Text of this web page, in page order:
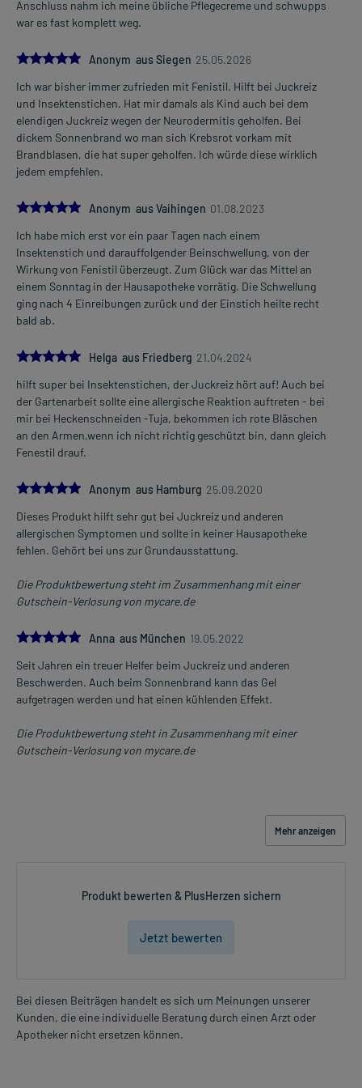
Gegenanzeigen:
Welche Altersgruppe ist zu beachten?
- Neugeborene in den ersten 4 Lebenswochen: Das Arzneimittel ist
mit besonderer Vorsicht anzuwenden.
Was ist mit Schwangerschaft und Stillzeit?
verschiedene Überlegungen eine Rolle, ob und wie das Arzneimittel
- Stillzeit: Das Arzneimittel sollte nicht auf die Brust aufgetragen
werden.
Ist Ihnen das Arzneimittel trotz einer Gegenanzeige verordnet
worden, sprechen Sie mit Ihrem Arzt oder Apotheker. Der
therapeutische Nutzen kann höher sein, als das Risiko, das die
Nebenwirkungen:
Welche unerwünschten Wirkungen können auftreten?
- Austrocknung der Haut
- Brennen auf der Haut
Bemerken Sie eine Befindlichkeitsstörung oder Veränderung
während der Behandlung, wenden Sie sich an Ihren Arzt oder
Apotheker.
Für die Information an dieser Stelle werden vor allem
Nebenwirkungen berücksichtigt, die bei mindestens einem von
1.000 behandelten Patienten auftreten.
Zusammensetzung:
WirkstoffDimetinden maleat
1 mg
Wirkstoff Dimetinden
0,716 mg
Hilfsstoff
Hilfsstoff Carbomer 980
HilfsstoffNatriumhydroxid zur pH-Wert-Einstellung
Substanz Histamin. Histamin spielt als Art Botenstoff eine
allergischen Reaktionen. Durch die Blockade dieses Botenstoffes
Wichtige Hinweise:
Was sollten Sie beachten?
- Parabene (Konservierungsstoffe z.B. E 214 - E 219) können
Anschluss nahm ich meine übliche Pflegecreme und schwupps
war es fast komplett weg.
5.0Anonym aus Siegen 25.05.2026
Ich war bisher immer zufrieden mit Fenistil. Hilft bei Juckreiz
und Insektenstichen. Hat mir damals als Kind auch bei dem
elendigen Juckreiz wegen der Neurodermitis geholfen. Bei
dickem Sonnenbrand wo man sich Krebsrot vorkam mit
Brandblasen, die hat super geholfen. Ich würde diese wirklich
jedem empfehlen.
5.0Anonym aus Vaihingen 01.08.2023
Ich habe mich erst vor ein paar Tagen nach einem
Insektenstich und darauffolgender Beinschwellung, von der
Wirkung von Fenistil überzeugt. Zum Glück war das Mittel an
einem Sonntag in der Hausapotheke vorrätig. Die Schwellung
ging nach 4 Einreibungen zurück und der Einstich heilte recht
bald ab.
5.0
Helga aus Friedberg 21.04.2024
hilft super bei Insektenstichen, der Juckreiz hört auf! Auch bei
der Gartenarbeit sollte eine allergische Reaktion auftreten - bei
mir bei Heckenschneiden -Tuja, bekommen ich rote Bläschen
an den Armen,wenn ich nicht richtig geschützt bin, dann gleich
Fenestil drauf.
5.0Anonym aus Hamburg 25.09.2020
Dieses Produkt hilft sehr gut bei Juckreiz und anderen
allergischen Symptomen und sollte in keiner Hausapotheke
fehlen. Gehört bei uns zur Grundausstattung.
Die Produktbewertung steht im Zusammenhang mit einer
Gutschein-Verlosung von mycare.de
5.0Anna aus München 19.05.2022
Seit Jahren ein treuer Helfer beim Juckreiz und anderen
Beschwerden. Auch beim Sonnenbrand kann das Gel
aufgetragen werden und hat einen kühlenden Effekt.
Die Produktbewertung steht in Zusammenhang mit einer
Gutschein-Verlosung von mycare.de
Mehr anzeigen
Produkt bewerten & PlusHerzen sichern
Jetzt bewerten
Bei diesen Beiträgen handelt es sich um Meinungen unserer
Kunden, die eine individuelle Beratung durch einen Arzt oder
Apotheker nicht ersetzen können.